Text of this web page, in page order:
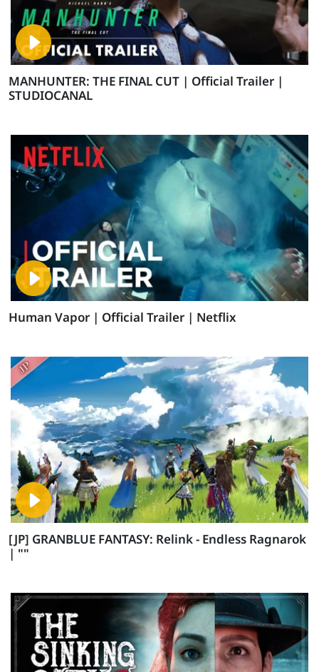
MANHUNTER: THE FINAL CUT | Official Trailer |
STUDIOCANAL
Human Vapor | Official Trailer | Netflix
[JP] GRANBLUE FANTASY: Relink - Endless Ragnarok
| ""